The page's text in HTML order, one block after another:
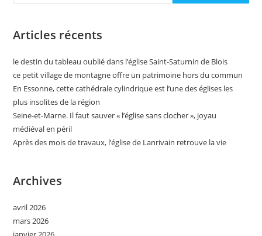
Articles récents
le destin du tableau oublié dans l’église Saint-Saturnin de Blois
ce petit village de montagne offre un patrimoine hors du commun
En Essonne, cette cathédrale cylindrique est l’une des églises les
plus insolites de la région
Seine-et-Marne. Il faut sauver « l’église sans clocher », joyau
médiéval en péril
Après des mois de travaux, l’église de Lanrivain retrouve la vie
Archives
avril 2026
mars 2026